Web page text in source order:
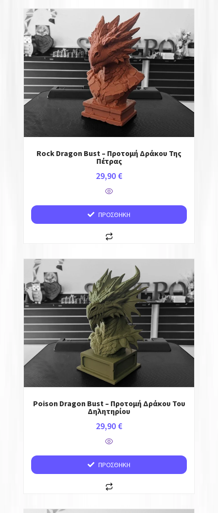
Rock Dragon Bust – Προτομή Δράκου Της
Πέτρας
29,90 €
ΠΡΟΣΘΉΚΗ
Poison Dragon Bust – Προτομή Δράκου Του
Δηλητηρίου
29,90 €
ΠΡΟΣΘΉΚΗ